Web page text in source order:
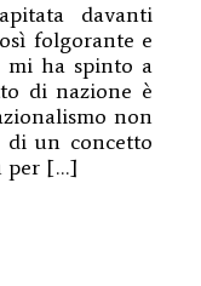
davanti
folgorante e
mi ha spinto a
di nazione è
non
di un concetto
per […]